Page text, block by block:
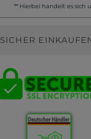
** Hierbei handelt es sich
SICHER